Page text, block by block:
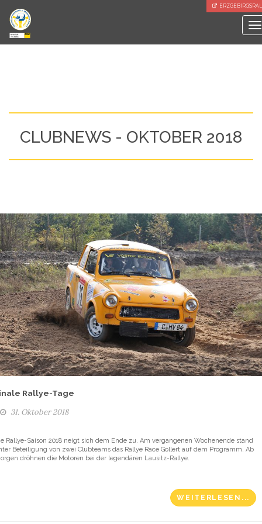
CLUBNEWS - OKTOBER 2018
Rallye-Tage
31. Oktober 2018
Rallye-Saison 2018 neigt sich dem Ende zu. Am vergangenen Wochenende stand
Beteiligung von zwei Clubteams das Rallye Race Gollert auf dem Programm. Ab
dröhnen die Motoren bei der legendären Lausitz-Rallye.
WEITERLESEN...